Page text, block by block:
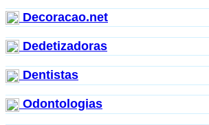
Decoracao.net
Dedetizadoras
Dentistas
Odontologias